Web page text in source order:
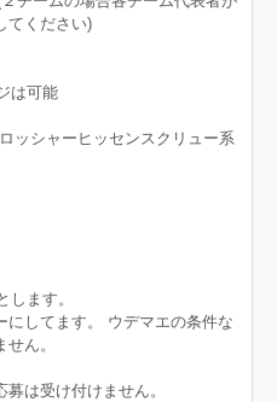
てください)
は可能
ッシャーヒッセンスクリュー系
ます。
にしてます。 ウデマエの条件な
ん。
は受け付けません。